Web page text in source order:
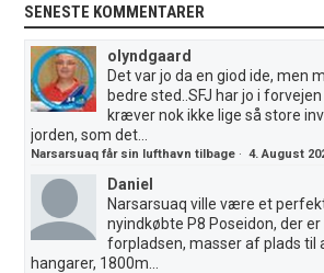
SENESTE KOMMENTARER
olyndgaard
Det var jo da en giod ide, men
bedre sted..SFJ har jo i
kræver nok ikke lige så store
jorden, som det...
Narsarsuaq får sin lufthavn tilbage ·4. August
Daniel
Narsarsuaq ville være et
nyindkøbte P8 Poseidon, der
forpladsen, masser af plads til
hangarer, 1800m...